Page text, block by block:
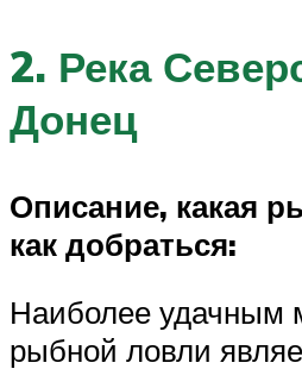
2. Река
Донец
Описание, какая
как добраться:
Наиболее удачным
рыбной ловли